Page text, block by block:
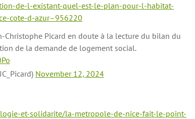
de-l-existant-quel-est-le-plan-pour-l-habitat-
cote-d-azur–956220
Christophe Picard en doute à la lecture du bilan du
de la demande de logement social.
November 12, 2024
et-solidarite/la-metropole-de-nice-fait-le-point-